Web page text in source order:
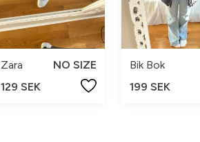
Zara
NO SIZE
129 SEK
Bik Bok
199 SEK